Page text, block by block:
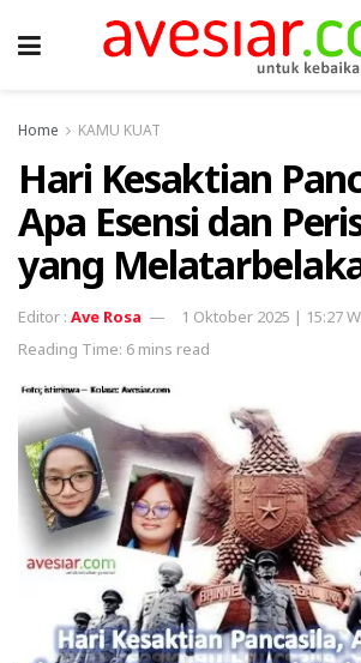
Home KAMU KUAT
Hari Kesaktian
Apa Esensi dan
yang
Ave Rosa
1 Oktober 2025 | 15:27
Reading Time: 6 mins read